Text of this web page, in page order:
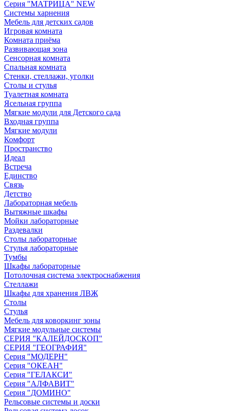
Серия "МАТРИЦА" NEW
Системы харнения
Мебель для детских садов
Игровая комната
Комната приёма
Развивающая зона
Сенсорная комната
Спальная комната
Стенки, стеллажи, уголки
Столы и стулья
Туалетная комната
Ясельная группа
Мягкие модули для Детского сада
Входная группа
Мягкие модули
Комфорт
Пространство
Идеал
Встреча
Единство
Связь
Детство
Лабораторная мебель
Вытяжные шкафы
Мойки лабораторные
Раздевалки
Столы лабораторные
Стулья лабораторные
Тумбы
Шкафы лабораторные
Потолочная система электроснабжения
Стеллажи
Шкафы для хранения ЛВЖ
Столы
Стулья
Мебель для коворкинг зоны
Мягкие модульные системы
СЕРИЯ "КАЛЕЙДОСКОП"
СЕРИЯ "ГЕОГРАФИЯ"
Серия "МОДЕРН"
Серия "ОКЕАН"
Серия "ГЕЛАКСИ"
Серия "АЛФАВИТ"
Серия "ДОМИНО"
Рельсовые системы и доски